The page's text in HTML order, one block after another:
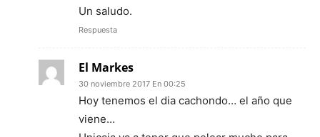
Un saludo.
Respuesta
El Markes
30 noviembre 2017 En 00:25
Hoy tenemos el dia cachondo… el año que
viene…